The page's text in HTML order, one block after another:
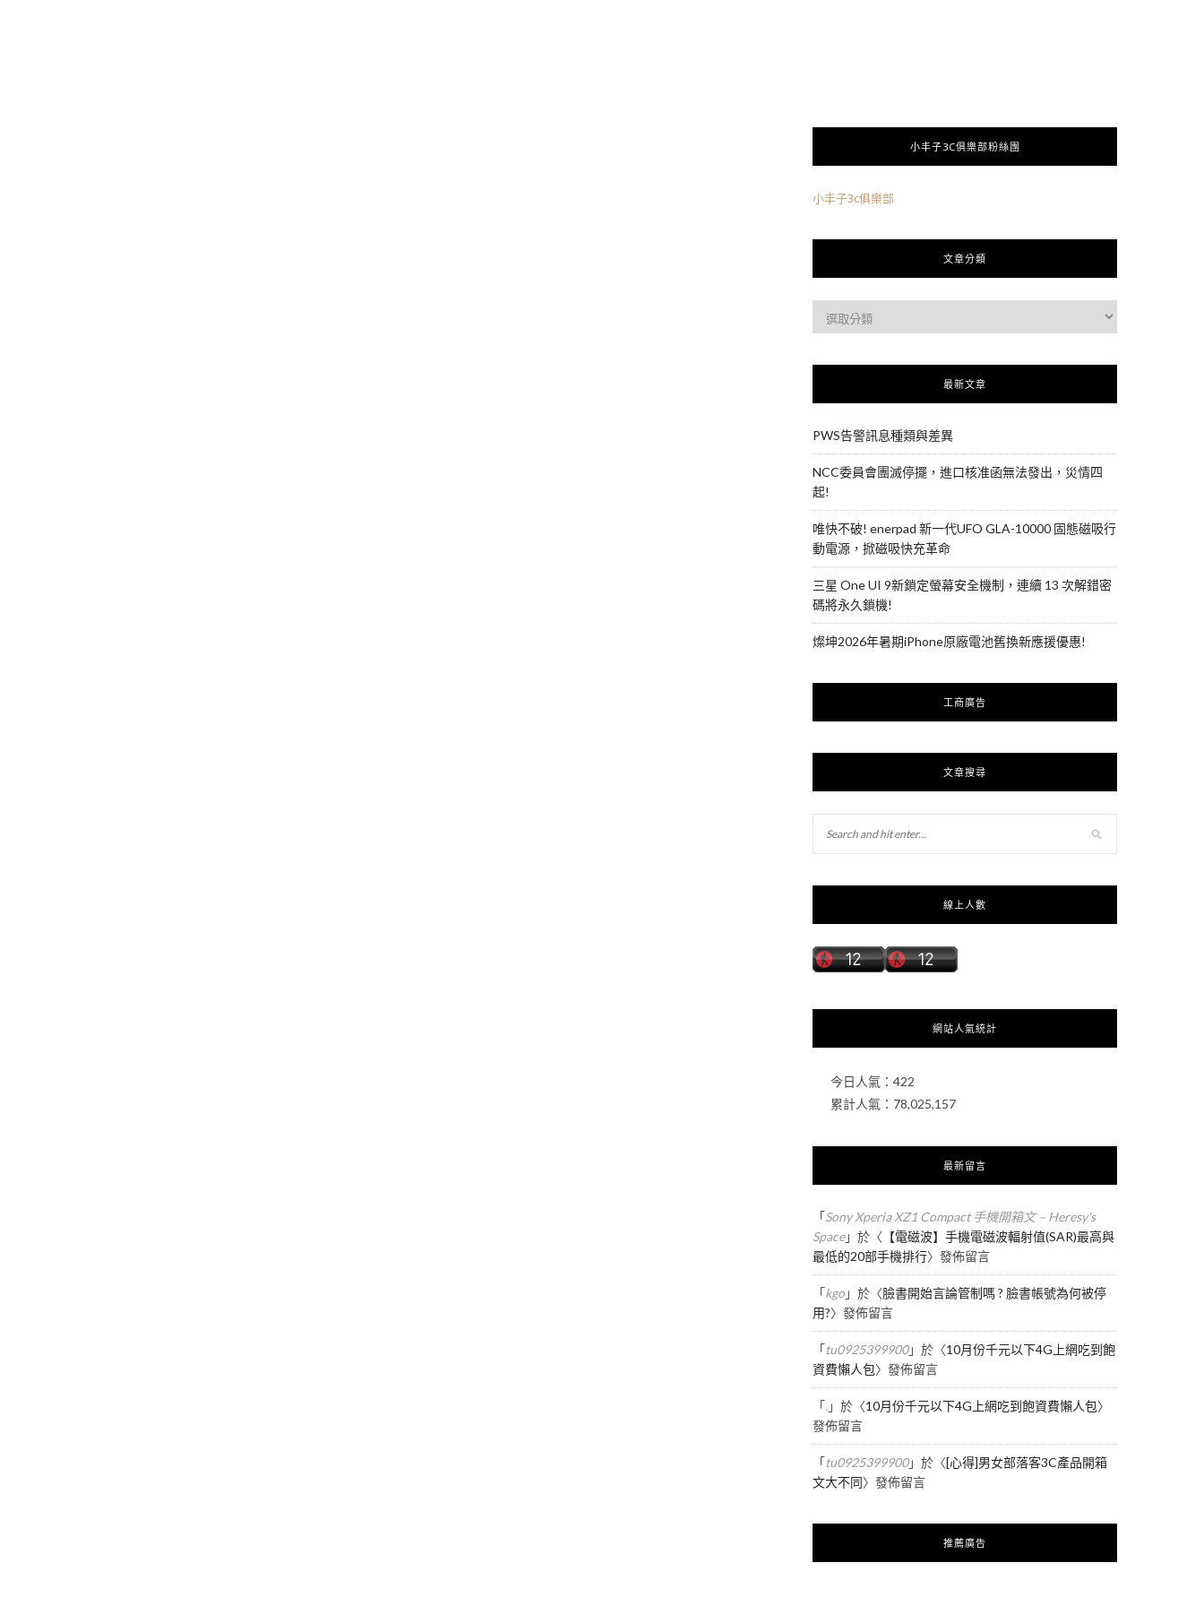
小丰子3C俱樂部粉絲團
小丰子3c俱樂部
文章分類
最新文章
PWS告警訊息種類與差異
NCC委員會團滅停擺，進口核准函無法發出，災情四
起!
唯快不破! enerpad 新一代UFO GLA-10000 固態磁吸行
動電源，掀磁吸快充革命
三星 One UI 9新鎖定螢幕安全機制，連續 13 次解錯密
碼將永久鎖機!
燦坤2026年暑期iPhone原廠電池舊換新應援優惠!
工商廣告
文章搜尋
線上人數
網站人氣統計
今日人氣： 422
累計人氣： 78,025,157
最新留言
「Sony Xperia XZ1 Compact 手機開箱文 – Heresy's
Space」於〈 【電磁波】手機電磁波輻射值(SAR)最高與
最低的20部手機排行〉發佈留言
「kgo」於〈臉書開始言論管制嗎 ? 臉書帳號為何被停
用?〉發佈留言
「tu0925399900」於〈10月份千元以下4G上網吃到飽
資費懶人包〉發佈留言
「.」於〈10月份千元以下4G上網吃到飽資費懶人包〉
發佈留言
「tu0925399900」於〈[心得]男女部落客3C產品開箱
文大不同〉發佈留言
推薦廣告